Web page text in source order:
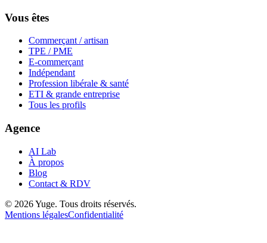
Vous êtes
Commerçant / artisan
TPE / PME
E-commerçant
Indépendant
Profession libérale & santé
ETI & grande entreprise
Tous les profils
Agence
AI Lab
À propos
Blog
Contact & RDV
© 2026 Yuge. Tous droits réservés.
Mentions légalesConfidentialité